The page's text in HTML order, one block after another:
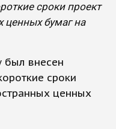
сроки проект
ценных бумаг на
был внесен
сроки
ценных